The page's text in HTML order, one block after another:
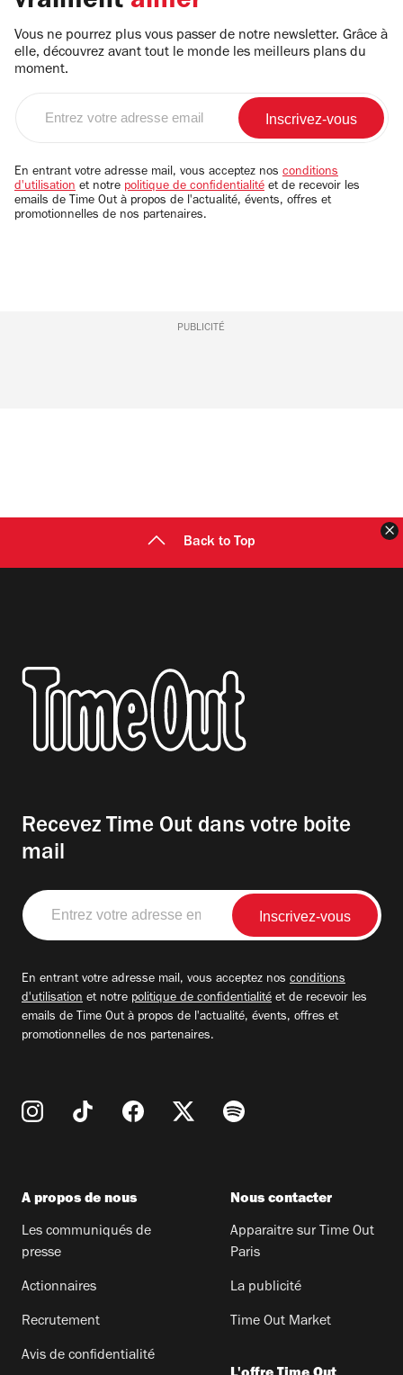
Vous ne pourrez plus vous passer de notre newsletter. Grâce à
elle, découvrez avant tout le monde les meilleurs plans du
moment.
email
En entrant votre adresse mail, vous acceptez nos conditions
d'utilisation et notre politique de confidentialité et de recevoir les
emails de Time Out à propos de l'actualité, évents, offres et
promotionnelles de nos partenaires.
PUBLICITÉ
Back to Top
Recevez Time Out dans votre boite
mail
Entrez
votre
adresse
En entrant votre adresse mail, vous acceptez nos conditions
d'utilisation et notre politique de confidentialité et de recevoir les
emails de Time Out à propos de l'actualité, évents, offres et
promotionnelles de nos partenaires.
A propos de nous
Les communiqués de
presse
Actionnaires
Recrutement
Avis de confidentialité
Nous contacter
Apparaitre sur Time Out
Paris
La publicité
Time Out Market